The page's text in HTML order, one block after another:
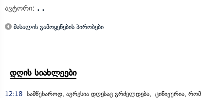
ავტორი: . .
მასალის გამოყენების პირობები
დღის სიახლეები
12:18 სამწუხაროდ, აგრესია დღესაც გრძელდება, ცინიკურია, რომ